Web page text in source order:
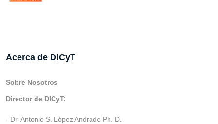
Acerca de DICyT
Sobre Nosotros
Director de DICyT:
- Dr. Antonio S. López Andrade Ph. D.